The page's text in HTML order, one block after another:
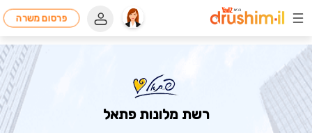
פרסום משרה
רשת מלונות פתאל